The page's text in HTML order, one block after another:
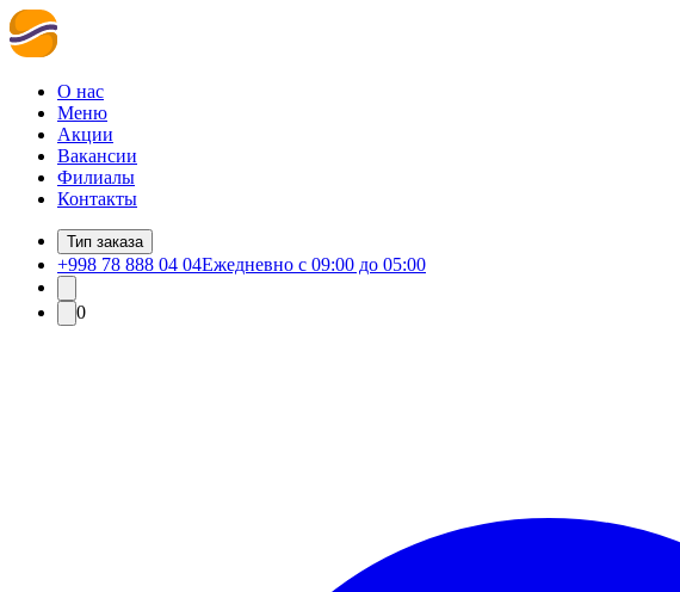
О нас
Меню
Акции
Вакансии
Филиалы
Контакты
Тип заказа
+998 78 888 04 04Ежедневно с 09:00 до 05:00
0